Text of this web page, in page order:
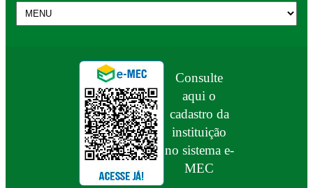
Consulte
aqui o
cadastro da
instituição
no sistema e-
MEC